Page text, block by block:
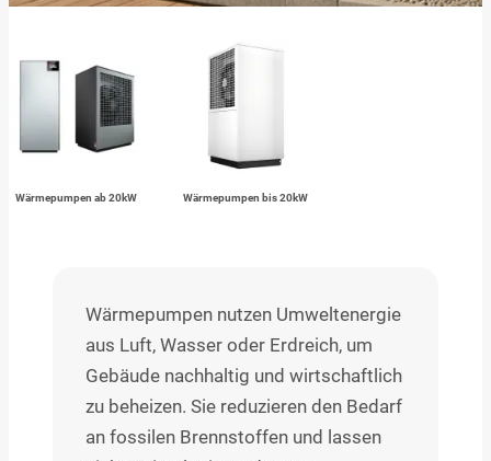
Wärmepumpen ab 20kW Wärmepumpen bis 20kW
Wärmepumpen nutzen Umweltenergie
aus Luft, Wasser oder Erdreich, um
Gebäude nachhaltig und wirtschaftlich
zu beheizen. Sie reduzieren den Bedarf
an fossilen Brennstoffen und lassen